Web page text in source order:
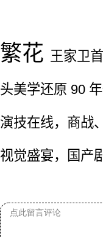
繁花 王家卫
头美学还原 90
演技在线，商战
视觉盛宴，国产